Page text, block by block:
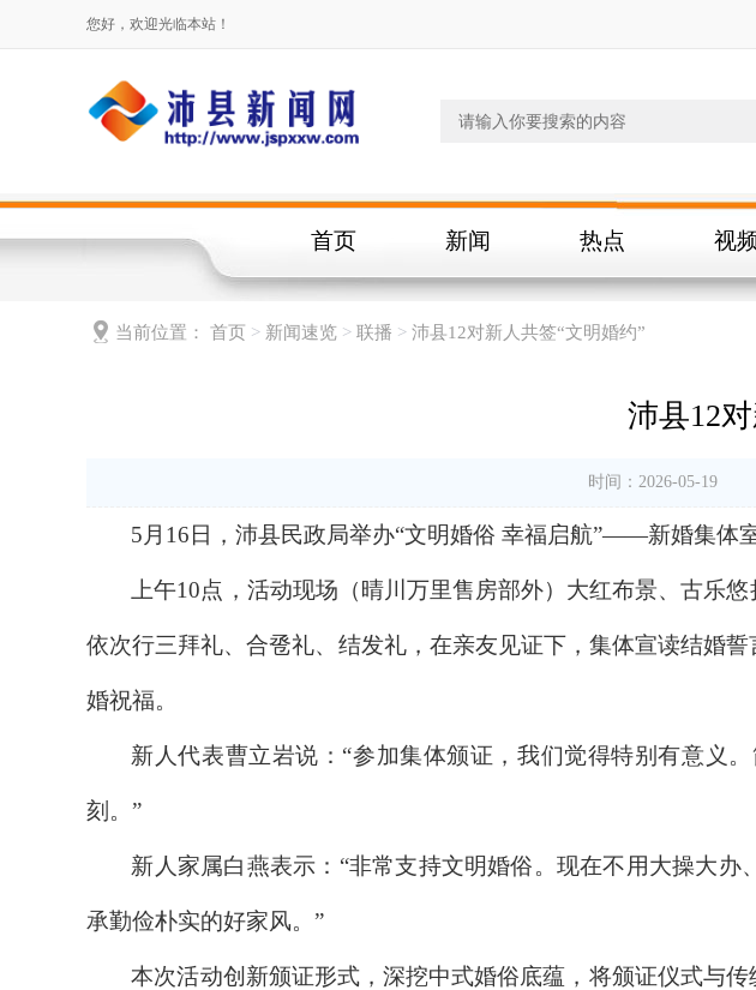
您好，欢迎光临本站！
首页 新闻 热点 视
当前位置： 首页 > 新闻速览 > 联播 > 沛县12对新人共签“文明婚约”
沛县12
时间：2026-05-19
5月16日，沛县民政局举办“文明婚俗 幸福启航”——新婚集体
上午10点，活动现场（晴川万里售房部外）大红布景、古乐
依次行三拜礼、合卺礼、结发礼，在亲友见证下，集体宣读结婚
婚祝福。
新人代表曹立岩说：“参加集体颁证，我们觉得特别有意义
刻。”
新人家属白燕表示：“非常支持文明婚俗。现在不用大操大
承勤俭朴实的好家风。”
本次活动创新颁证形式，深挖中式婚俗底蕴，将颁证仪式与